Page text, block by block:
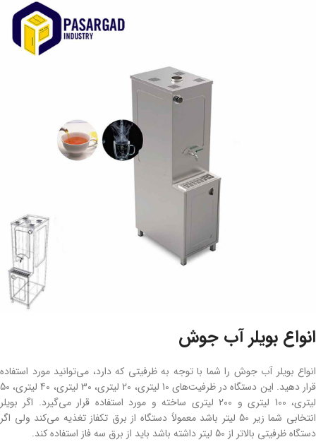
انواع بویلر آب جوش
انواع بویلر آب جوش را شما با توجه به ظرفیتی که دارد، می‌توانید مورد استفاده
قرار دهید. این دستگاه در ظرفیت‌های 10 لیتری، 20 لیتری، 30 لیتری، 40 لیتری، 50
لیتری، 100 لیتری و 200 لیتری ساخته و مورد استفاده قرار می‌گیرد. اگر بویلر
انتخابی شما زیر 50 لیتر باشد معمولاً دستگاه از برق تکفاز تغذیه می‌کند ولی اگر
دستگاه ظرفیتی بالاتر از 50 لیتر داشته باشد باید از برق سه فاز استفاده کند.